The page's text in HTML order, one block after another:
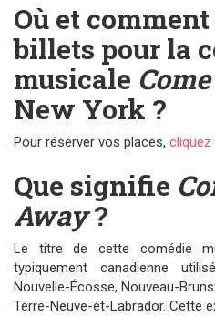
Où et
billets pour la
musicale
New York ?
Pour réserver vos places, cliquez
Que signifie
Away?
Le titre de cette comédie
typiquement canadienne
Nouvelle-Écosse, Nouveau-
Terre-Neuve-et-Labrador. Cette